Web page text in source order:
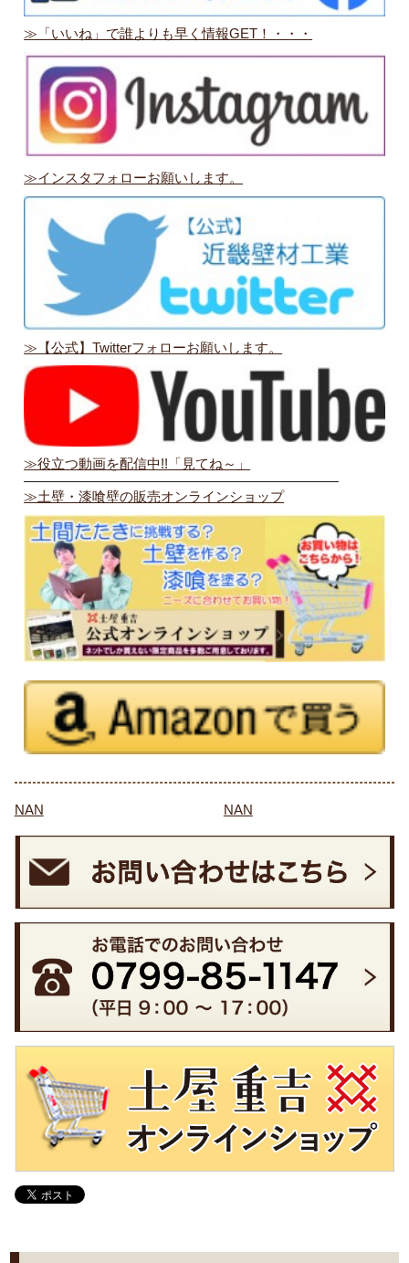
≫「いいね」で誰よりも早く情報GET！・・・
≫インスタフォローお願いします。
≫【公式】Twitterフォローお願いします。
≫役立つ動画を配信中!!「見てね～」
———————————————————————
≫土壁・漆喰壁の販売オンラインショップ
NAN NAN